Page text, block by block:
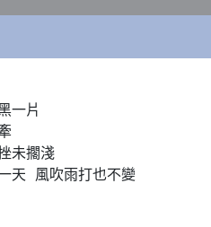
一片
未擱淺
天  風吹雨打也不變